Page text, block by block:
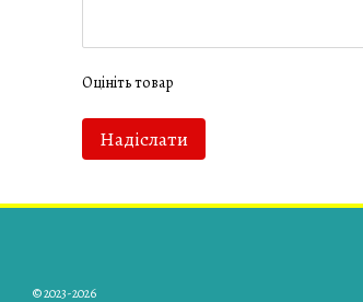
Оцініть товар
Надіслати
© 2023-2026